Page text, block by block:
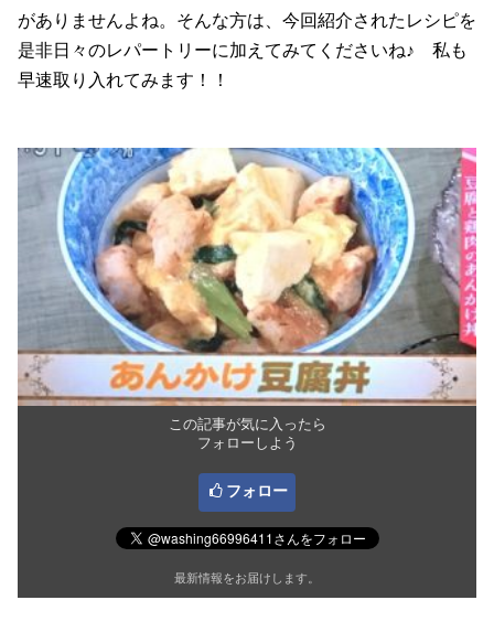
がありませんよね。そんな方は、今回紹介されたレシピを
是非日々のレパートリーに加えてみてくださいね♪ 私も
早速取り入れてみます！！
この記事が気に入ったら
フォローしよう
フォロー
最新情報をお届けします。